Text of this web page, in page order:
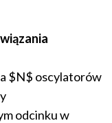
$N$ oscylatorów
odcinku w